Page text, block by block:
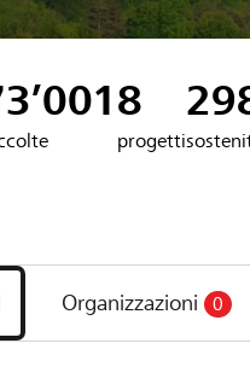
8
progetti
Organizzazioni 0